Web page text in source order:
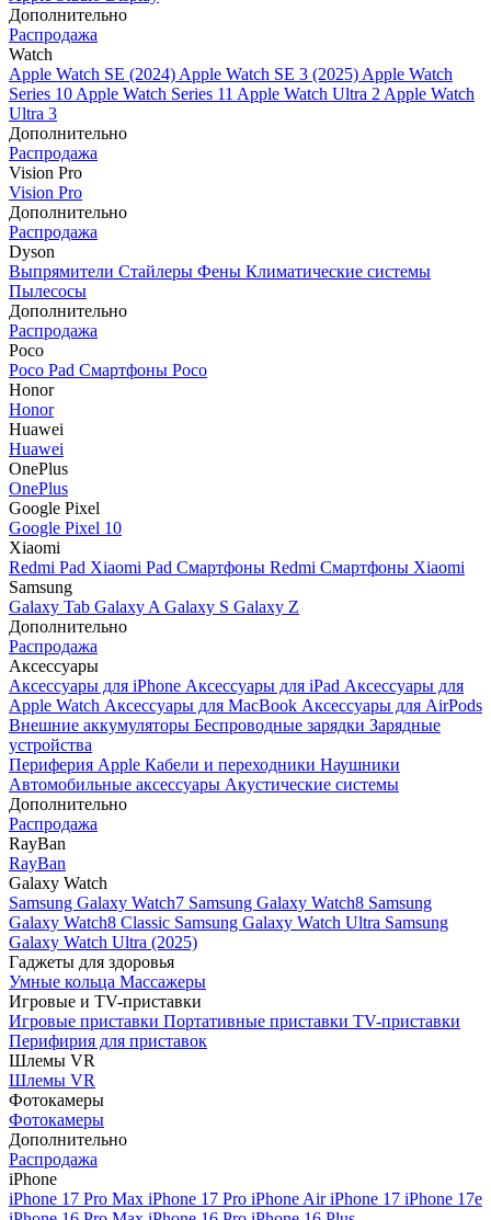
Дополнительно
Распродажа
Watch
Apple Watch SE (2024) Apple Watch SE 3 (2025) Apple Watch
Series 10 Apple Watch Series 11 Apple Watch Ultra 2 Apple Watch
Ultra 3
Дополнительно
Распродажа
Vision Pro
Vision Pro
Дополнительно
Распродажа
Dyson
Выпрямители Стайлеры Фены Климатические системы
Пылесосы
Дополнительно
Распродажа
Poco
Poco Pad Смартфоны Poco
Honor
Honor
Huawei
Huawei
OnePlus
OnePlus
Google Pixel
Google Pixel 10
Xiaomi
Redmi Pad Xiaomi Pad Смартфоны Redmi Смартфоны Xiaomi
Samsung
Galaxy Tab Galaxy A Galaxy S Galaxy Z
Дополнительно
Распродажа
Аксессуары
Аксессуары для iPhone Аксессуары для iPad Аксессуары для
Apple Watch Аксессуары для MacBook Аксессуары для AirPods
Внешние аккумуляторы Беспроводные зарядки Зарядные
устройства
Периферия Apple Кабели и переходники Наушники
Автомобильные аксессуары Акустические системы
Дополнительно
Распродажа
RayBan
RayBan
Galaxy Watch
Samsung Galaxy Watch7 Samsung Galaxy Watch8 Samsung
Galaxy Watch8 Classic Samsung Galaxy Watch Ultra Samsung
Galaxy Watch Ultra (2025)
Гаджеты для здоровья
Умные кольца Массажеры
Игровые и TV-приставки
Игровые приставки Портативные приставки TV-приставки
Перифирия для приставок
Шлемы VR
Шлемы VR
Фотокамеры
Фотокамеры
Дополнительно
Распродажа
iPhone
iPhone 17 Pro Max iPhone 17 Pro iPhone AiriPhone 17 iPhone 17e